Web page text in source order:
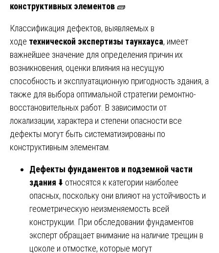
конструктивных элементов 🧱
Классификация дефектов, выявляемых в
ходе технической экспертизы таунхауса, имеет
важнейшее значение для определения причин их
возникновения, оценки влияния на несущую
способность и эксплуатационную пригодность здания, а
также для выбора оптимальной стратегии ремонтно-
восстановительных работ. В зависимости от
локализации, характера и степени опасности все
дефекты могут быть систематизированы по
конструктивным элементам.
Дефекты фундаментов и подземной части
здания ⬇️ относятся к категории наиболее
опасных, поскольку они влияют на устойчивость и
геометрическую неизменяемость всей
конструкции. При обследовании фундаментов
эксперт обращает внимание на наличие трещин в
цоколе и отмостке, которые могут